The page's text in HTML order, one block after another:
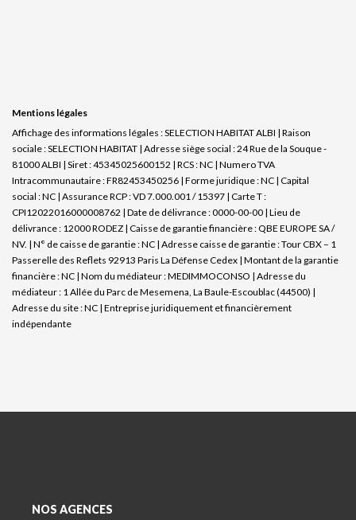
Mentions légales
Affichage des informations légales : SELECTION HABITAT ALBI | Raison
sociale : SELECTION HABITAT | Adresse siège social : 24 Rue de la Souque -
81000 ALBI | Siret : 45345025600152 | RCS : NC | Numero TVA
Intracommunautaire : FR82453450256 | Forme juridique : NC | Capital
social : NC | Assurance RCP : VD 7.000.001 / 15397 | Carte T :
CPI12022016000008762 | Date de délivrance : 0000-00-00 | Lieu de
délivrance : 12000 RODEZ | Caisse de garantie financière : QBE EUROPE SA /
NV. | N° de caisse de garantie : NC | Adresse caisse de garantie : Tour CBX – 1
Passerelle des Reflets 92913 Paris La Défense Cedex | Montant de la garantie
financière : NC | Nom du médiateur : MEDIMMOCONSO | Adresse du
médiateur : 1 Allée du Parc de Mesemena, La Baule-Escoublac (44500) |
Adresse du site : NC | Entreprise juridiquement et financièrement
indépendante
NOS AGENCES